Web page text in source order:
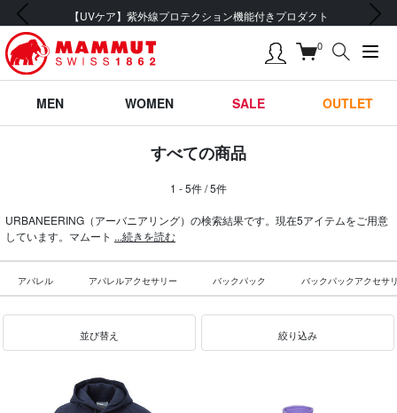
【UVケア】紫外線プロテクション機能付きプロダクト
前の画像 次の画像
0
MEN WOMEN SALE OUTLET
すべての商品
1 - 5件 / 5件
URBANEERING（アーバニアリング）の検索結果です。現在5アイテムをご用意
しています。マムート ...続きを読む
アパレル アパレルアクセサリー バックパック バックパックアクセサ
並び替え 絞り込み